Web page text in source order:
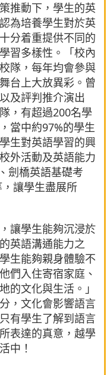
推動下，學生的英
為培養學生對於英
分着重提供不同的
習多樣性。「校內
隊，每年均會參與
台上大放異彩。曾
及評判推介演出
，有超過200名學
當中約97%的學生
生對英語學習的興
外活動及英語能力
劍橋英語基礎考
讓學生盡展所
讓學生能夠沉浸於
英語溝通能力之
生能夠親身體驗不
們入住寄宿家庭、
的文化與生活。」
，文化會影響語言
有學生了解到語言
表達的真意，越學
中！